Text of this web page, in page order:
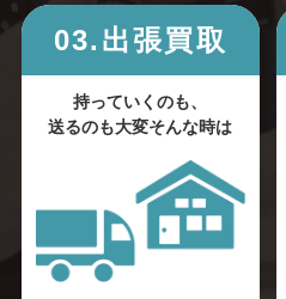
03.出張買取
持っていくのも、
送るのも大変そんな時は